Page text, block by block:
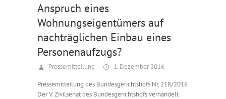
Anspruch eines
Wohnungseigentümers auf
nachträglichen Einbau eines
Personenaufzugs?
Pressemitteilung 1. Dezember 2016
Pressemitteilung des Bundesgerichtshofs Nr. 218/2016
Der V. Zivilsenat des Bundesgerichtshofs verhandelt